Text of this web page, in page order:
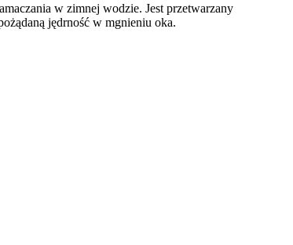
w zimnej wodzie. Jest przetwarzany
jędrność w mgnieniu oka.